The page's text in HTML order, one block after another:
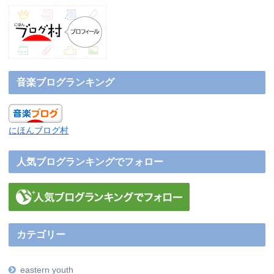
音楽ブログランキング
にほんブログ村
人気ブログランキングでフォロー
カテゴリー
eastern youth